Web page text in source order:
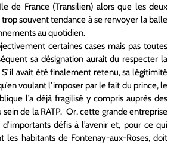
de France (Transilien) alors que les deux
souvent tendance à se renvoyer la balle
au quotidien.
certaines cases mais pas toutes
sa désignation aurait du respecter la
avait été finalement retenu, sa légitimité
voulant l’imposer par le fait du prince, le
l’a déjà fragilisé y compris auprès des
sein de la RATP. Or, cette grande entreprise
défis à l’avenir et, pour ce qui
les habitants de Fontenay-aux-Roses, doit